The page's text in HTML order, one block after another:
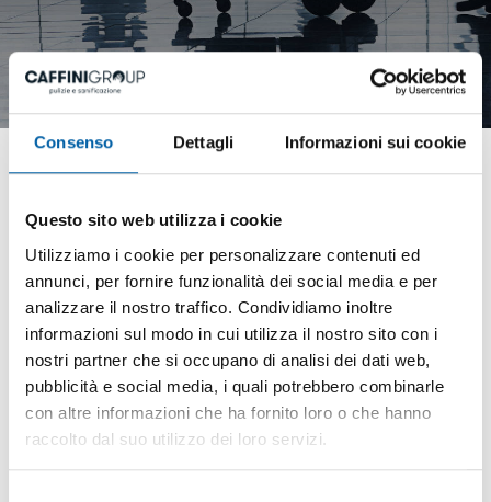
Consenso Dettagli Informazioni sui cookie
Questo sito web utilizza i cookie
Utilizziamo i cookie per personalizzare contenuti ed
annunci, per fornire funzionalità dei social media e per
analizzare il nostro traffico. Condividiamo inoltre
informazioni sul modo in cui utilizza il nostro sito con i
nostri partner che si occupano di analisi dei dati web,
pubblicità e social media, i quali potrebbero combinarle
con altre informazioni che ha fornito loro o che hanno
raccolto dal suo utilizzo dei loro servizi.
tag directory > impresa di pulizie prodotti certificati
impresa di pulizie
prodotti certificati
Noi di Caffini Group siamo un'impresa di
pulizieche tiene molto a fornire un
servizio di pulizia estremamente
organizzato e strutturato, proprio per